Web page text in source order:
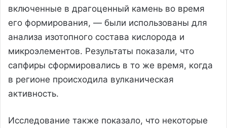
включенные в драгоценный камень во время
его формирования, — были использованы для
анализа изотопного состава кислорода и
микроэлементов. Результаты показали, что
сапфиры сформировались в то же время, когда
в регионе происходила вулканическая
активность.
Исследование также показало, что некоторые